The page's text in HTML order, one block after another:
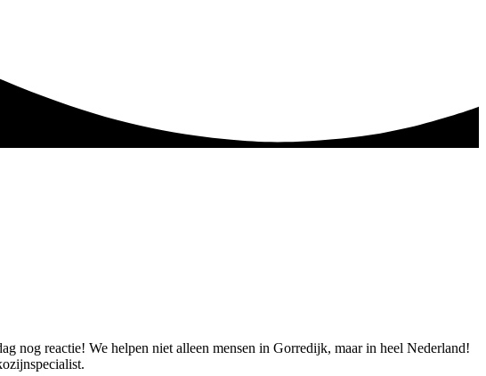
nog reactie! We helpen niet alleen mensen in Gorredijk, maar in heel Nederland!